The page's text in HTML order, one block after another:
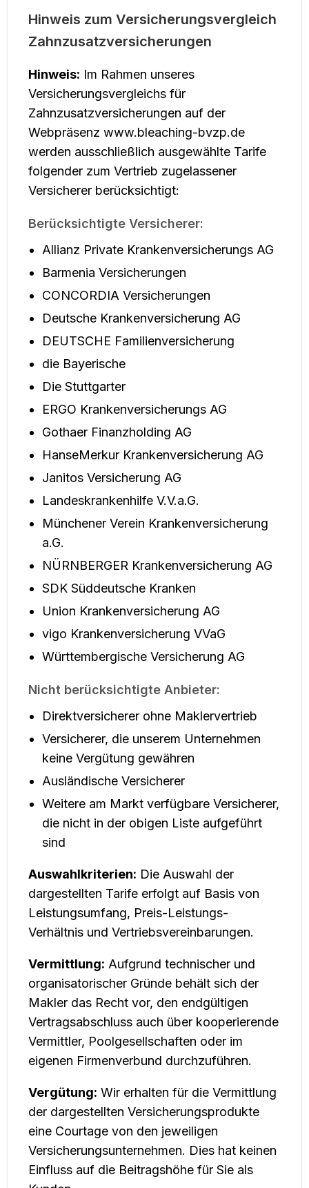
Hinweis zum Versicherungsvergleich
Zahnzusatzversicherungen
Hinweis: Im Rahmen unseres
Versicherungsvergleichs für
Zahnzusatzversicherungen auf der
Webpräsenz www.bleaching-bvzp.de
werden ausschließlich ausgewählte Tarife
folgender zum Vertrieb zugelassener
Versicherer berücksichtigt:
Berücksichtigte Versicherer:
Allianz Private Krankenversicherungs AG
Barmenia Versicherungen
CONCORDIA Versicherungen
Deutsche Krankenversicherung AG
DEUTSCHE Familienversicherung
die Bayerische
Die Stuttgarter
ERGO Krankenversicherungs AG
Gothaer Finanzholding AG
HanseMerkur Krankenversicherung AG
Janitos Versicherung AG
Landeskrankenhilfe V.V.a.G.
Münchener Verein Krankenversicherung
a.G.
NÜRNBERGER Krankenversicherung AG
SDK Süddeutsche Kranken
Union Krankenversicherung AG
vigo Krankenversicherung VVaG
Württembergische Versicherung AG
Nicht berücksichtigte Anbieter:
Direktversicherer ohne Maklervertrieb
Versicherer, die unserem Unternehmen
keine Vergütung gewähren
Ausländische Versicherer
Weitere am Markt verfügbare Versicherer,
die nicht in der obigen Liste aufgeführt
sind
Auswahlkriterien: Die Auswahl der
dargestellten Tarife erfolgt auf Basis von
Leistungsumfang, Preis-Leistungs-
Verhältnis und Vertriebsvereinbarungen.
Vermittlung: Aufgrund technischer und
organisatorischer Gründe behält sich der
Makler das Recht vor, den endgültigen
Vertragsabschluss auch über kooperierende
Vermittler, Poolgesellschaften oder im
eigenen Firmenverbund durchzuführen.
Vergütung: Wir erhalten für die Vermittlung
der dargestellten Versicherungsprodukte
eine Courtage von den jeweiligen
Versicherungsunternehmen. Dies hat keinen
Einfluss auf die Beitragshöhe für Sie als